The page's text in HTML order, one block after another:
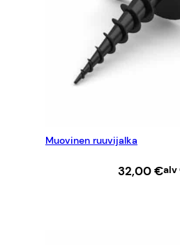
Muovinen ruuvijalka
32,00€alv